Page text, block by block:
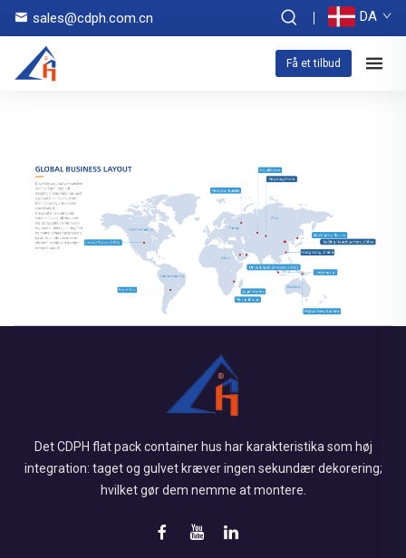
sales@cdph.com.cn DA
Få et tilbud
Det CDPH flat pack container hus har karakteristika som høj
integration: taget og gulvet kræver ingen sekundær dekorering;
hvilket gør dem nemme at montere.